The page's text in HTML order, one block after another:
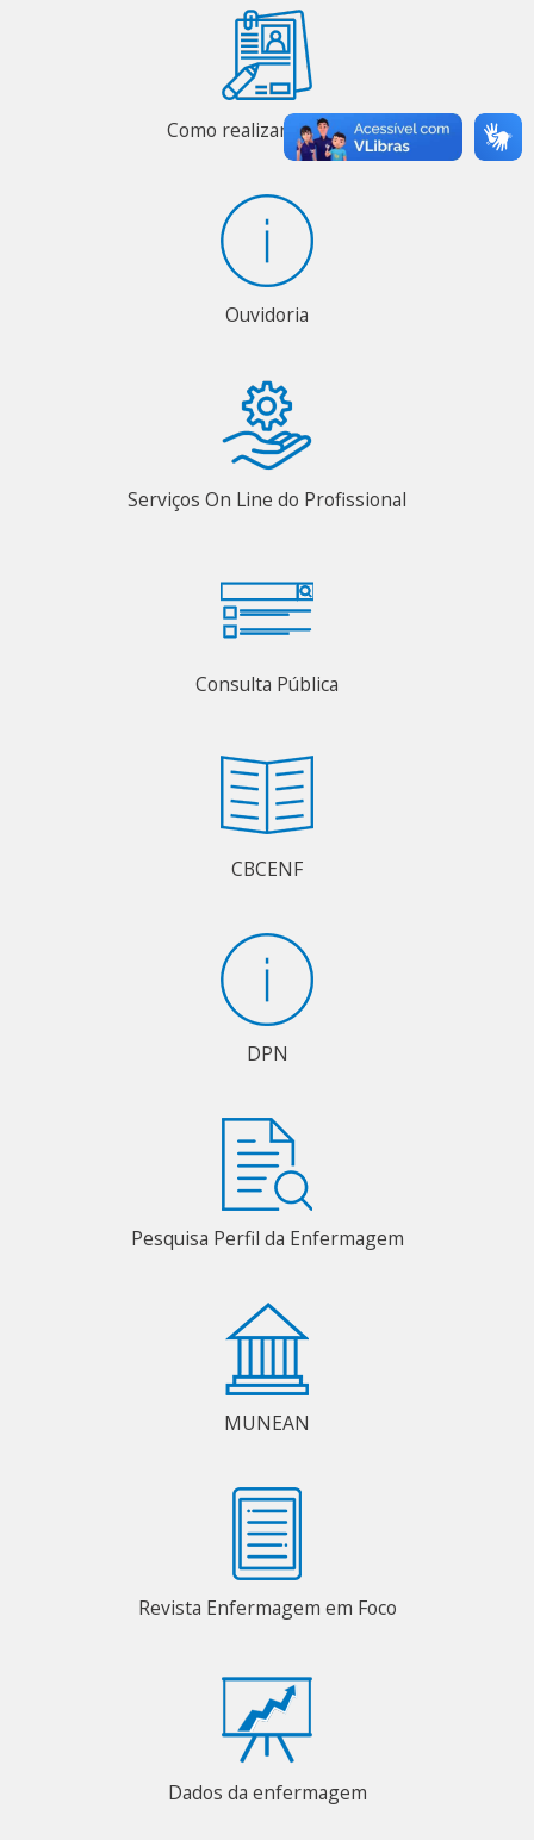
Como realizar inscrição
Ouvidoria
Serviços On Line do Profissional
Consulta Pública
CBCENF
DPN
Pesquisa Perfil da Enfermagem
MUNEAN
Revista Enfermagem em Foco
Dados da enfermagem